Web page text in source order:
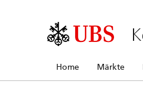
Home Märkte